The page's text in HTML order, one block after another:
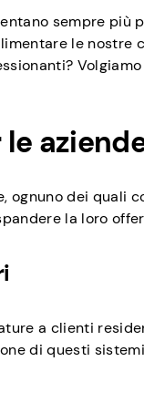
sempre più
le nostre
ognuno dei quali
la loro
a clienti
di questi